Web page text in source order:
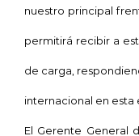
nuestro principal
permitirá recibir a
de carga,
internacional en esta
El Gerente General